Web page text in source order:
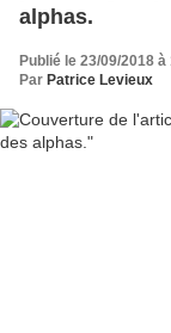
alphas.
Publié le 23/09/2018 à
Par Patrice Levieux